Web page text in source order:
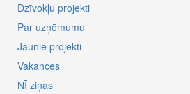
Dzīvokļu projekti
Par uzņēmumu
Jaunie projekti
Vakances
NĪ ziņas